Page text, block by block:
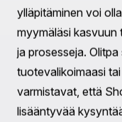
Heidän
tavoittavat oikean
Tehostettu varaston
Tehokas
verkkokaupoille.